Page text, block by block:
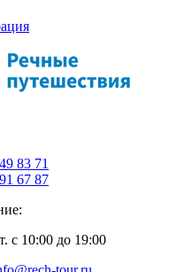
83 71
67 87
с 10:00 до 19:00